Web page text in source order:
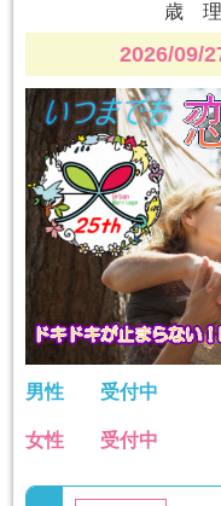
歳 理
2026/09/
男性 受付中
女性 受付中